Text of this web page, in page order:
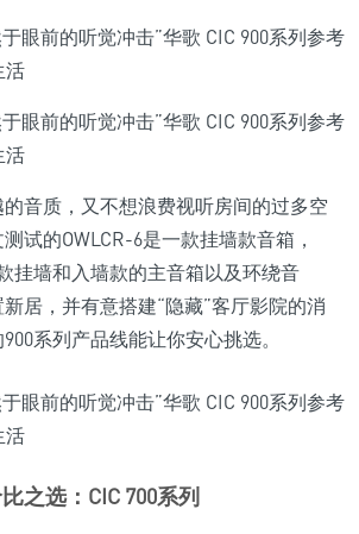
音质，又不想浪费视听房间的过多空
试的OWLCR-6是一款挂墙款音箱，
挂墙和入墙款的主音箱以及环绕音
居，并有意搭建“隐藏”客厅影院的消
系列产品线能让你安心挑选。
之选：CIC 700系列